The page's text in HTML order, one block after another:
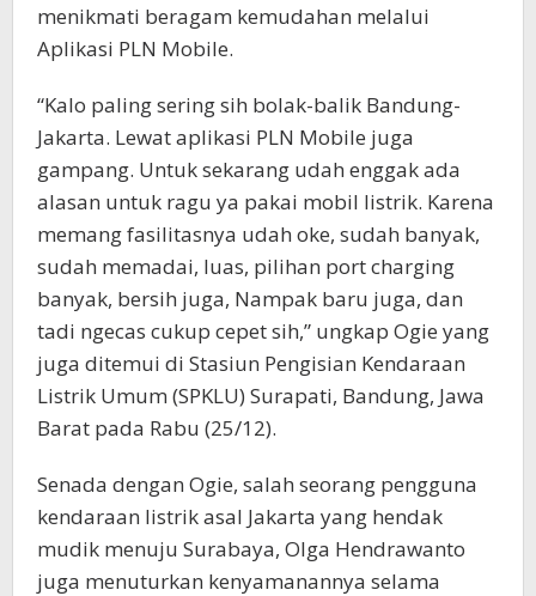
menikmati beragam kemudahan melalui
Aplikasi PLN Mobile.
“Kalo paling sering sih bolak-balik Bandung-
Jakarta. Lewat aplikasi PLN Mobile juga
gampang. Untuk sekarang udah enggak ada
alasan untuk ragu ya pakai mobil listrik. Karena
memang fasilitasnya udah oke, sudah banyak,
sudah memadai, luas, pilihan port charging
banyak, bersih juga, Nampak baru juga, dan
tadi ngecas cukup cepet sih,” ungkap Ogie yang
juga ditemui di Stasiun Pengisian Kendaraan
Listrik Umum (SPKLU) Surapati, Bandung, Jawa
Barat pada Rabu (25/12).
Senada dengan Ogie, salah seorang pengguna
kendaraan listrik asal Jakarta yang hendak
mudik menuju Surabaya, Olga Hendrawanto
juga menuturkan kenyamanannya selama